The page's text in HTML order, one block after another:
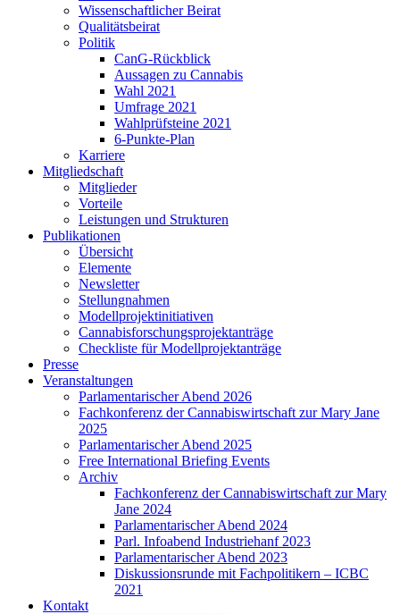
Wissenschaftlicher Beirat
Qualitätsbeirat
Politik
CanG-Rückblick
Aussagen zu Cannabis
Wahl 2021
Umfrage 2021
Wahlprüfsteine 2021
6-Punkte-Plan
Karriere
Mitgliedschaft
Mitglieder
Vorteile
Leistungen und Strukturen
Publikationen
Übersicht
Elemente
Newsletter
Stellungnahmen
Modellprojektinitiativen
Cannabisforschungsprojektanträge
Checkliste für Modellprojektanträge
Presse
Veranstaltungen
Parlamentarischer Abend 2026
Fachkonferenz der Cannabiswirtschaft zur Mary Jane
2025
Parlamentarischer Abend 2025
Free International Briefing Events
Archiv
Fachkonferenz der Cannabiswirtschaft zur Mary
Jane 2024
Parlamentarischer Abend 2024
Parl. Infoabend Industriehanf 2023
Parlamentarischer Abend 2023
Diskussionsrunde mit Fachpolitikern – ICBC
2021
Kontakt